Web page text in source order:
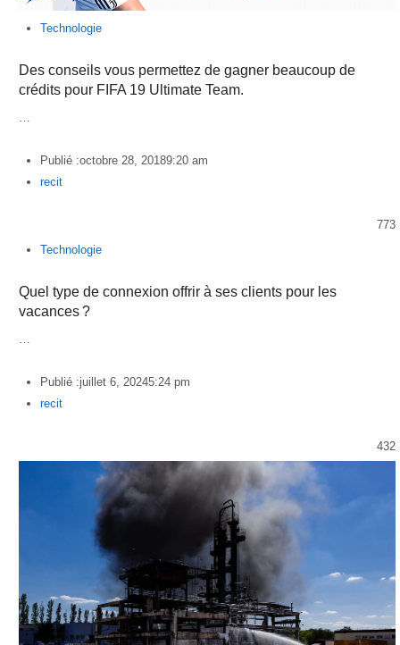
Technologie
Des conseils vous permettez de gagner beaucoup de
crédits pour FIFA 19 Ultimate Team.
Publié :octobre 28, 20189:20 am
Author
recit
773
Technologie
Quel type de connexion offrir à ses clients pour les
vacances ?
Publié :juillet 6, 20245:24 pm
Author
recit
432